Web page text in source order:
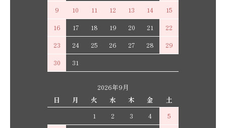
9
10 11 12 13 14
15
16
17 18 19 20 21
22
23
24 25 26 27 28
29
30
31
2026年9月
日
月 火 水 木 金
土
1
2 3 4
5